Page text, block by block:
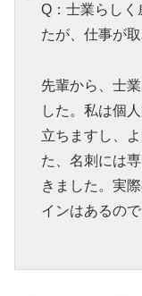
Q：士業らしく
たが、仕事が
先輩から、士
した。私は個
立ちますし、
た、名刺には
きました。実
インはあるの